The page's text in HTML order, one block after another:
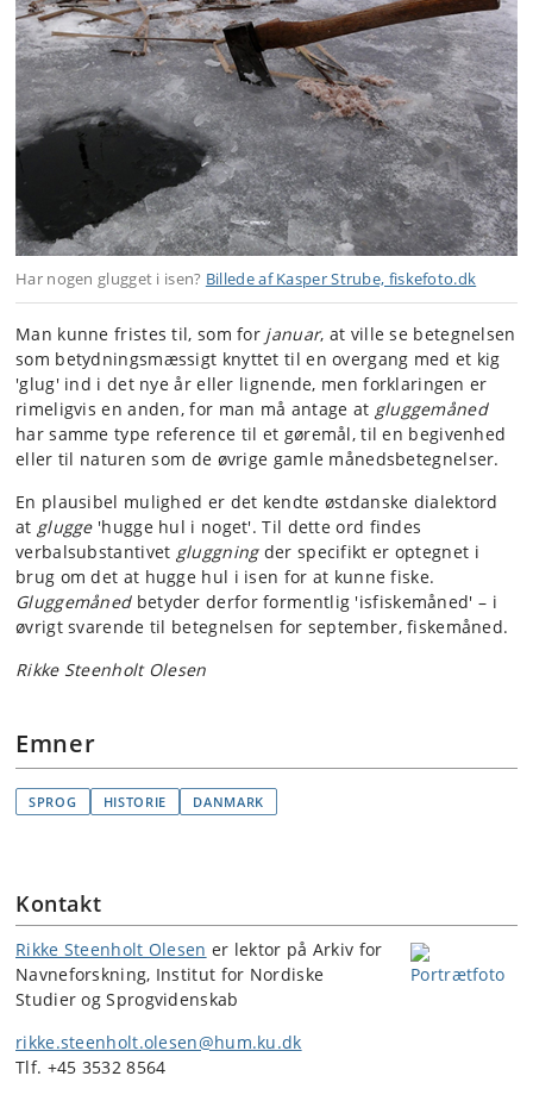
Har nogen glugget i isen? Billede af Kasper Strube, fiskefoto.dk
Man kunne fristes til, som for januar, at ville se betegnelsen
som betydningsmæssigt knyttet til en overgang med et kig
'glug' ind i det nye år eller lignende, men forklaringen er
rimeligvis en anden, for man må antage at gluggemåned
har samme type reference til et gøremål, til en begivenhed
eller til naturen som de øvrige gamle månedsbetegnelser.
En plausibel mulighed er det kendte østdanske dialektord
at glugge'hugge hul i noget'. Til dette ord findes
verbalsubstantivet gluggningder specifikt er optegnet i
brug om det at hugge hul i isen for at kunne fiske.
Gluggemånedbetyder derfor formentlig 'isfiskemåned' – i
øvrigt svarende til betegnelsen for september, fiskemåned.
Rikke Steenholt Olesen
Emner
SPROG HISTORIE DANMARK
Kontakt
Rikke Steenholt Olesen er lektor på Arkiv for
Navneforskning, Institut for Nordiske
Studier og Sprogvidenskab
rikke.steenholt.olesen@hum.ku.dk
Tlf. +45 3532 8564